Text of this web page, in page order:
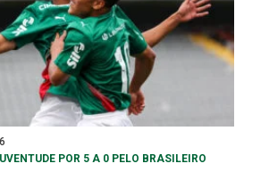
POR 5 A 0 PELO BRASILEIRO